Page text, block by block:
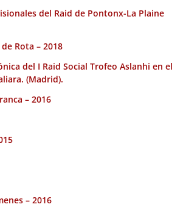
del Raid de Pontonx-La Plaine
Rota – 2018
del I Raid Social Trofeo Aslanhi en el
(Madrid).
– 2016
– 2016